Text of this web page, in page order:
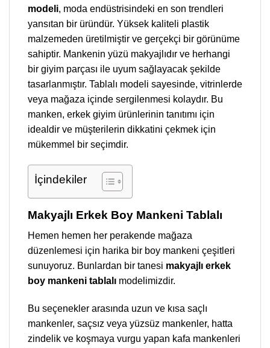
modeli, moda endüstrisindeki en son trendleri
yansıtan bir üründür. Yüksek kaliteli plastik
malzemeden üretilmiştir ve gerçekçi bir görünüme
sahiptir. Mankenin yüzü makyajlıdır ve herhangi
bir giyim parçası ile uyum sağlayacak şekilde
tasarlanmıştır. Tablalı modeli sayesinde, vitrinlerde
veya mağaza içinde sergilenmesi kolaydır. Bu
manken, erkek giyim ürünlerinin tanıtımı için
idealdir ve müşterilerin dikkatini çekmek için
mükemmel bir seçimdir.
İçindekiler
Makyajlı Erkek Boy Mankeni Tablalı
Hemen hemen her perakende mağaza
düzenlemesi için harika bir boy mankeni çeşitleri
sunuyoruz. Bunlardan bir tanesi makyajlı erkek
boy mankeni tablalı modelimizdir.
Bu seçenekler arasında uzun ve kısa saçlı
mankenler, saçsız veya yüzsüz mankenler, hatta
zindelik ve koşmaya vurgu yapan kafa mankenleri